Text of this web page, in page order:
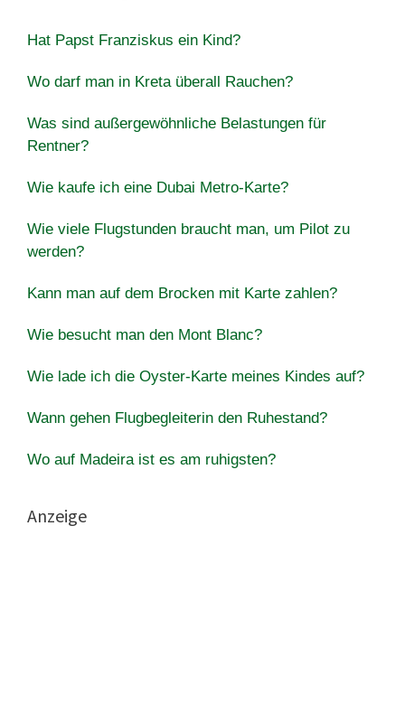
Hat Papst Franziskus ein Kind?
Wo darf man in Kreta überall Rauchen?
Was sind außergewöhnliche Belastungen für
Rentner?
Wie kaufe ich eine Dubai Metro-Karte?
Wie viele Flugstunden braucht man, um Pilot zu
werden?
Kann man auf dem Brocken mit Karte zahlen?
Wie besucht man den Mont Blanc?
Wie lade ich die Oyster-Karte meines Kindes auf?
Wann gehen Flugbegleiterin den Ruhestand?
Wo auf Madeira ist es am ruhigsten?
Anzeige